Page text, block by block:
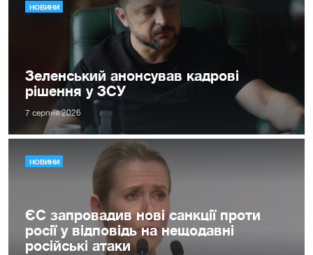
НОВИНИ
Зеленський анонсував кадрові
рішення у ЗСУ
7 серпня 2026
НОВИНИ
ЄС запровадив нові санкції проти
росії у відповідь на нещодавні
російські атаки